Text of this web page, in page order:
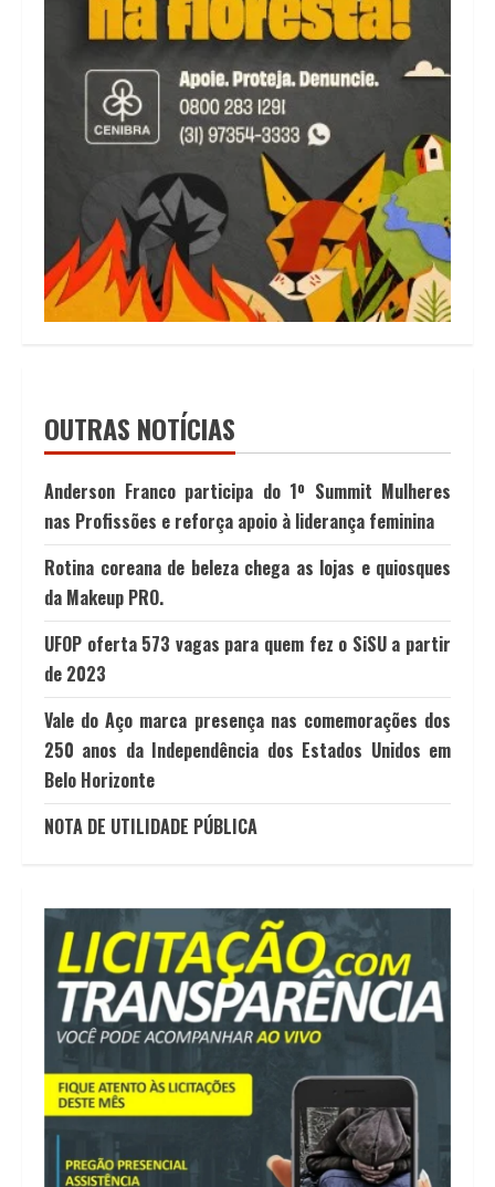
OUTRAS NOTÍCIAS
Anderson Franco participa do 1º Summit Mulheres
nas Profissões e reforça apoio à liderança feminina
Rotina coreana de beleza chega as lojas e quiosques
da Makeup PRO.
UFOP oferta 573 vagas para quem fez o SiSU a partir
de 2023
Vale do Aço marca presença nas comemorações dos
250 anos da Independência dos Estados Unidos em
Belo Horizonte
NOTA DE UTILIDADE PÚBLICA